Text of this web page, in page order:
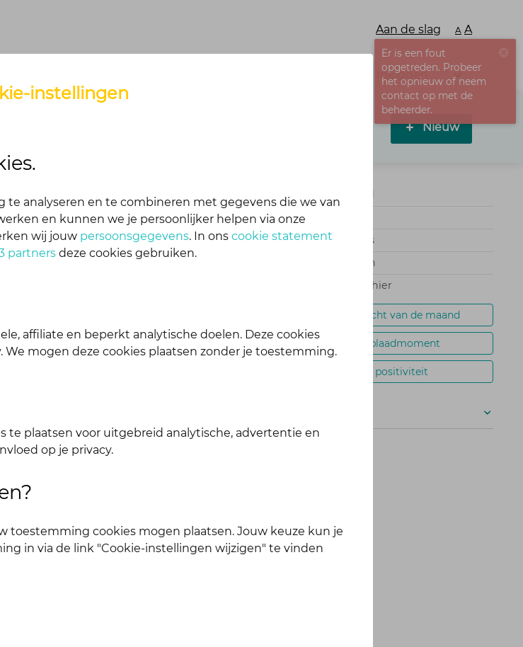
Aan de slag A A
Inloggen
Nieuw
73 abonnees
0 weergaven
0 leden zijn hier
opdracht van de maand
oplaadmoment
positiviteit
te loggen
aan. Dan blijf je ook automatisch op
vraag hebt, kun je een nieuwe discussie starten
vol positiviteit! Daarom zijn we benieuwd:hoe laad
met je beste vriend(in), een wandeling in het
Alles mag. Deel het met ons!
instellingen
te analyseren en te combineren met gegevens die we van
en kunnen we je persoonlijker helpen via onze
wij jouw persoonsgegevens. In ons cookie statement
partners deze cookies gebruiken.
affiliate en beperkt analytische doelen. Deze cookies
mogen deze cookies plaatsen zonder je toestemming.
te plaatsen voor uitgebreid analytische, advertentie en
op je privacy.
toestemming cookies mogen plaatsen. Jouw keuze kun je
in via de link "Cookie-instellingen wijzigen" te vinden
Er is een fout
opgetreden. Probeer
het opnieuw of neem
contact op met de
beheerder.